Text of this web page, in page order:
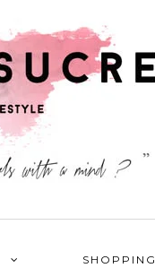
SHOPPING